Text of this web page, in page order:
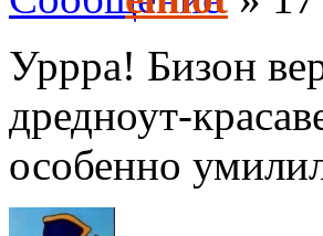
Уррра! Бизон
дредноут-
особенно